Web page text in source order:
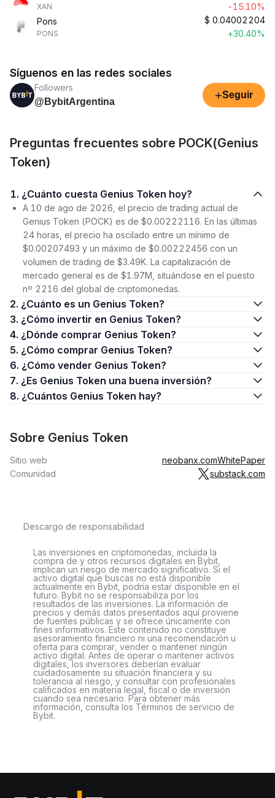
XAN
-15.10%
Pons
PONS
$ 0.04002204
+30.40%
Síguenos en las redes sociales
Followers
@BybitArgentina
+Seguir
Preguntas frecuentes sobre POCK(Genius
Token)
1. ¿Cuánto cuesta Genius Token hoy?
A 10 de ago de 2026, el precio de trading actual de
Genius Token (POCK) es de $0.00222116. En las últimas
24 horas, el precio ha oscilado entre un mínimo de
$0.00207493 y un máximo de $0.00222456 con un
volumen de trading de $3.49K. La capitalización de
mercado general es de $1.97M, situándose en el puesto
nº 2216 del global de criptomonedas.
2. ¿Cuánto es un Genius Token?
3. ¿Cómo invertir en Genius Token?
4. ¿Dónde comprar Genius Token?
5. ¿Cómo comprar Genius Token?
6. ¿Cómo vender Genius Token?
7. ¿Es Genius Token una buena inversión?
8. ¿Cuántos Genius Token hay?
Sobre Genius Token
Sitio web neobanx.comWhitePaper
Comunidad
substack.com
Descargo de responsabilidad
Las inversiones en criptomonedas, incluida la
compra de y otros recursos digitales en Bybit,
implican un riesgo de mercado significativo. Si el
activo digital que buscas no está disponible
actualmente en Bybit, podría estar disponible en el
futuro. Bybit no se responsabiliza por los
resultados de las inversiones. La información de
precios y demás datos presentados aquí proviene
de fuentes públicas y se ofrece únicamente con
fines informativos. Este contenido no constituye
asesoramiento financiero ni una recomendación u
oferta para comprar, vender o mantener ningún
activo digital. Antes de operar o mantener activos
digitales, los inversores deberían evaluar
cuidadosamente su situación financiera y su
tolerancia al riesgo, y consultar con profesionales
calificados en materia legal, fiscal o de inversión
cuando sea necesario. Para obtener más
información, consulta los Términos de servicio de
Bybit.